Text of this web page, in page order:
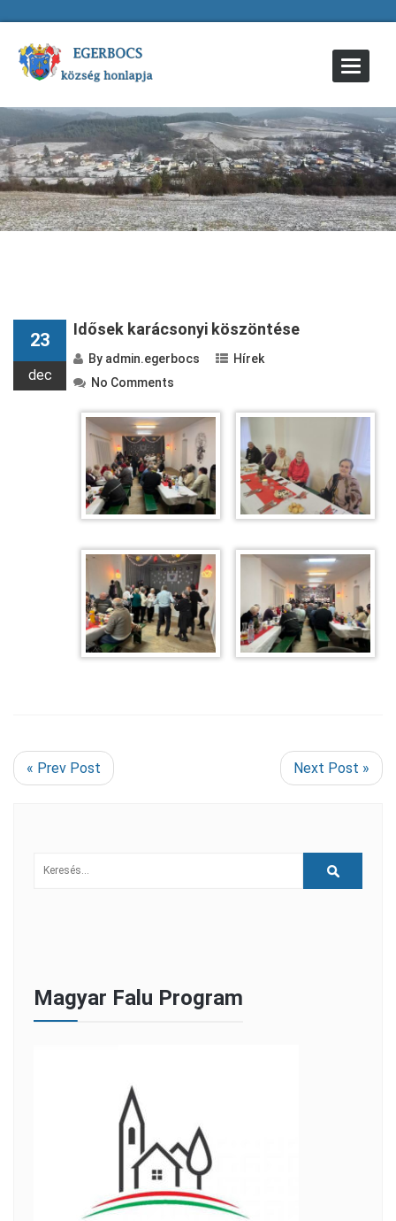
Toggle
23
dec
Idősek karácsonyi köszöntése
By admin.egerbocs
Hírek
No Comments
« Prev Post Next Post »
Magyar Falu Program